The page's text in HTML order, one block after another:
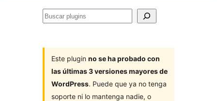
Buscar
Este plugin no se ha probado con
las últimas 3 versiones mayores de
WordPress. Puede que ya no tenga
soporte ni lo mantenga nadie, o